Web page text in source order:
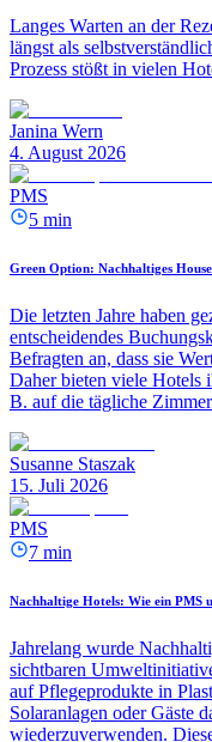
Langes Warten an der
längst als
Prozess stößt in vielen
Janina Wern
4. August 2026
PMS
5 min
Green Option: Nachhaltiges
Die letzten Jahre haben
entscheidendes
Befragten an, dass sie
Daher bieten viele Hotels
B. auf die tägliche
Susanne Staszak
15. Juli 2026
PMS
7 min
Nachhaltige Hotels: Wie ein PMS
Jahrelang wurde
sichtbaren
auf Pflegeprodukte in
Solaranlagen oder Gäste
wiederzuverwenden.